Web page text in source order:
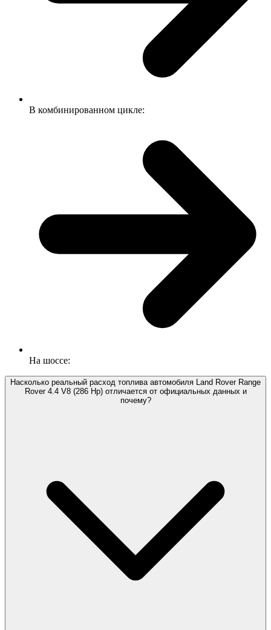
В комбинированном цикле:
На шоссе:
Насколько реальный расход топлива автомобиля Land Rover Range
Rover 4.4 V8 (286 Hp) отличается от официальных данных и
почему?